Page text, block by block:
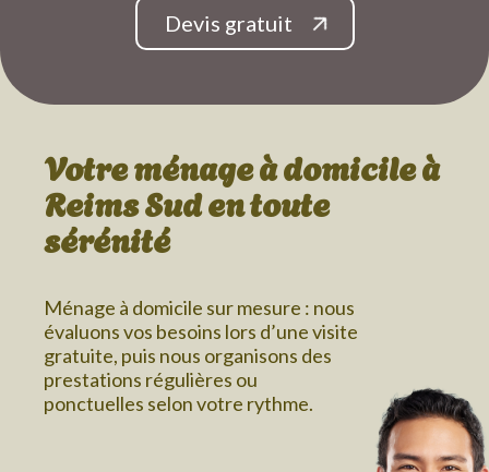
Devis gratuit
Votre ménage à domicileà
Reims Suden toute
sérénité
Ménage à domicile sur mesure : nous
évaluons vos besoins lors d’une visite
gratuite, puis nous organisons des
prestations régulières ou
ponctuelles selon votre rythme.